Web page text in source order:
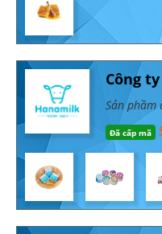
Công
Sản phầm
Đã cấp mã